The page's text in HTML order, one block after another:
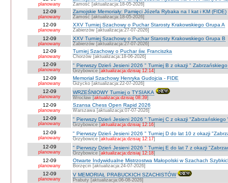
planowany Zamość [aktualizacja:18-05-2026]
12-09
planowany
Zamojskie Memoriały: Pamięci Józefa Rybaka na I kat i KM (FIDE)
Zamość [aktualizacja:18-05-2026]
12-09
planowany
XXV Turniej Szachowy o Puchar Starosty Krakowskiego Grupa A
Zabierzów [aktualizacja:27-07-2026]
12-09
planowany
XXV Turniej Szachowy o Puchar Starosty Krakowskiego Grupa B
Zabierzów [aktualizacja:27-07-2026]
12-09
planowany
Turniej Szachowy o Puchar św. Franciszka
Chorzów [aktualizacja:18-06-2026]
12-09
planowany
" Pierwszy Dzień Jesieni 2026 " Turniej B z okazji "
Grzybowice [aktualizacja:dzisiaj 12:14]
12-09
planowany
Memoriał Szachowy Henryka Gudojcia - FIDE
Giżycko [aktualizacja:22-07-2026]
12-09
planowany
WRZEŚNIOWY Turniej o TYSIAKA
Wrocław [aktualizacja:dzisiaj 08:39]
12-09
planowany
Szansa Chess Open Rapid 2026
Warszawa [aktualizacja:07-07-2026]
12-09
planowany
" Pierwszy Dzień Jesieni 2026 " Turniej C z okazji "Zabrzańskiego
Grzybowice [aktualizacja:dzisiaj 12:16]
12-09
planowany
" Pierwszy Dzień Jesieni 2026 " Turniej D do lat 10 z okazji
Grzybowice [aktualizacja:dzisiaj 12:17]
12-09
planowany
" Pierwszy Dzień Jesieni 2026 " Turniej E do lat 7 z okazji
Grzybowice [aktualizacja:dzisiaj 12:18]
12-09
planowany
Otwarte Indywidualne Mistrzostwa Małopolski w Szachach
Borzęcin [aktualizacja:24-07-2026]
12-09
planowany
V MEMORIAŁ PRABUCKICH SZACHISTÓW
Prabuty [aktualizacja:06-08-2026]